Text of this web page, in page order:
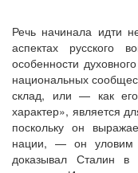
Речь начинала идти
аспектах
особенности
национальных
склад, или — как
характер», является
поскольку он
нации, — он уловим
доказывал Сталин